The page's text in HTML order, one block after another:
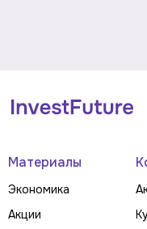
Материалы
Экономика
Акции